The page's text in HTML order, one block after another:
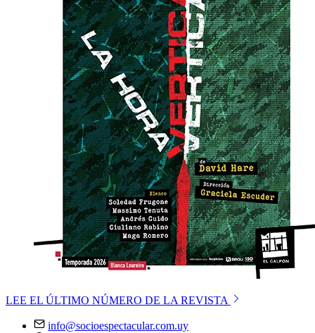
LEE EL ÚLTIMO NÚMERO DE LA REVISTA
info@socioespectacular.com.uy